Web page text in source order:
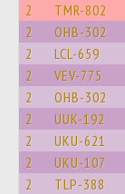
2 TMR-802
2 OHB-302
2 LCL-659
2 VEV-775
2 OHB-302
2 UUK-192
2 UKU-621
2 UKU-107
2 TLP-388